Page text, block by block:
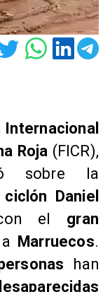
Roja (FICR),
sobre la
ciclón Daniel
con el gran
Marruecos.
han